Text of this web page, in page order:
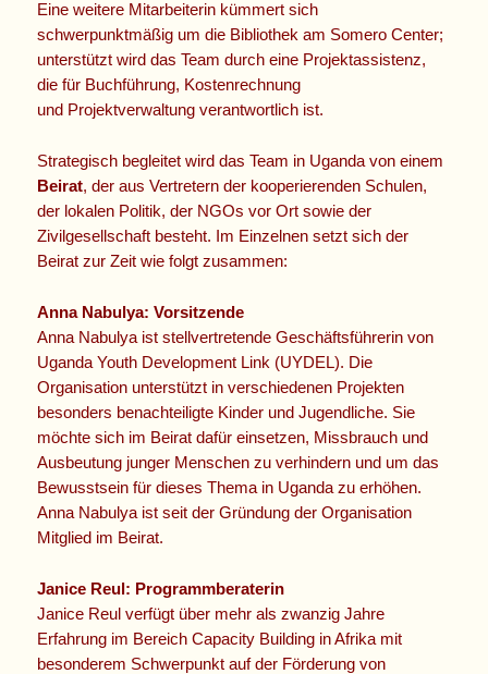
Eine weitere Mitarbeiterin kümmert sich
schwerpunktmäßig um die Bibliothek am Somero Center;
unterstützt wird das Team durch eine Projektassistenz,
die für Buchführung, Kostenrechnung
und Projektverwaltung verantwortlich ist.
Strategisch begleitet wird das Team in Uganda von einem
Beirat, der aus Vertretern der kooperierenden Schulen,
der lokalen Politik, der NGOs vor Ort sowie der
Zivilgesellschaft besteht. Im Einzelnen setzt sich der
Beirat zur Zeit wie folgt zusammen:
Anna Nabulya: Vorsitzende
Anna Nabulya ist stellvertretende Geschäftsführerin von
Uganda Youth Development Link (UYDEL). Die
Organisation unterstützt in verschiedenen Projekten
besonders benachteiligte Kinder und Jugendliche. Sie
möchte sich im Beirat dafür einsetzen, Missbrauch und
Ausbeutung junger Menschen zu verhindern und um das
Bewusstsein für dieses Thema in Uganda zu erhöhen.
Anna Nabulya ist seit der Gründung der Organisation
Mitglied im Beirat.
Janice Reul: Programmberaterin
Janice Reul verfügt über mehr als zwanzig Jahre
Erfahrung im Bereich Capacity Building in Afrika mit
besonderem Schwerpunkt auf der Förderung von